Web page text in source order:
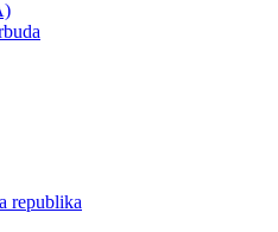
republika